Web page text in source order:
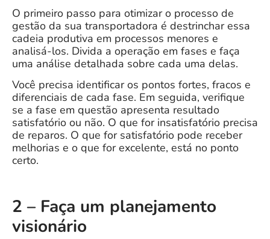
O primeiro passo para otimizar o processo de
gestão da sua transportadora é destrinchar essa
cadeia produtiva em processos menores e
analisá-los. Divida a operação em fases e faça
uma análise detalhada sobre cada uma delas.
Você precisa identificar os pontos fortes, fracos e
diferenciais de cada fase. Em seguida, verifique
se a fase em questão apresenta resultado
satisfatório ou não. O que for insatisfatório precisa
de reparos. O que for satisfatório pode receber
melhorias e o que for excelente, está no ponto
certo.
2 – Faça um planejamento
visionário